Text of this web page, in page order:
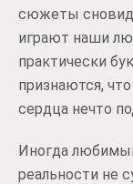
сюжеты
играют наши
практически
признаются,
сердца нечто
Иногда
реальности не